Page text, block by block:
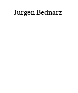
Jürgen Bednarz